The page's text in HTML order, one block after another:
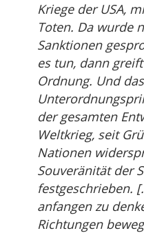
Kriege der USA,
Toten. Da wurde
Sanktionen
es tun, dann
Ordnung. Und
der gesamten
Weltkrieg, seit
Nationen
Souveränität der
festgeschrieben.
anfangen zu
Richtungen